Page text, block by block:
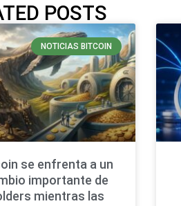
POSTS
NOTICIAS BITCOIN
se enfrenta a un
importante de
mientras las